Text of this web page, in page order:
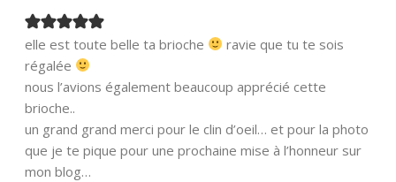
elle est toute belle ta brioche
ravie que tu te sois
régalée
nous l’avions également beaucoup apprécié cette
brioche..
un grand grand merci pour le clin d’oeil… et pour la photo
que je te pique pour une prochaine mise à l’honneur sur
mon blog…